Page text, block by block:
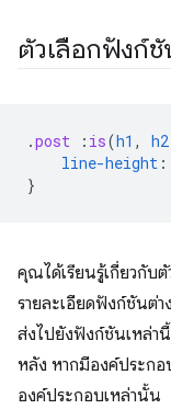
ตัวเลือกฟังก์
.post : is(h1 , h2
line-height :
}
คุณได้เรียนรู้เกี่ยวกับ
รายละเอียดฟังก์ชันต่า
ส่งไปยังฟังก์ชันเหล่า
หลัง หากมีองค์ประก
องค์ประกอบเหล่านั้น